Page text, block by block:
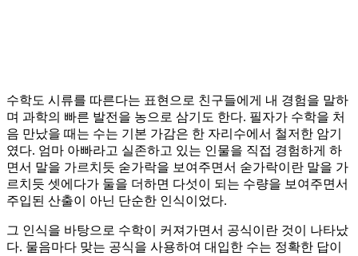
수학도 시류를 따른다는 표현으로 친구들에게 내 경험을 말하
며 과학의 빠른 발전을 농으로 삼기도 한다. 필자가 수학을 처
음 만났을 때는 수는 기본 가감은 한 자리수에서 철저한 암기
였다. 엄마 아빠라고 실존하고 있는 인물을 직접 경험하게 하
면서 말을 가르치듯 숟가락을 보여주면서 숟가락이란 말을 가
르치듯 셋에다가 둘을 더하면 다섯이 되는 수량을 보여주면서
주입된 산출이 아닌 단순한 인식이었다.
그 인식을 바탕으로 수학이 커져가면서 공식이란 것이 나타났
다. 물음마다 맞는 공식을 사용하여 대입한 수는 정확한 답이